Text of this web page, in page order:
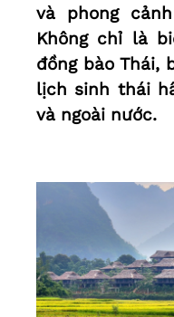
và phong
Không chỉ là
đồng bào Thái,
lịch sinh thái
và ngoài nước.